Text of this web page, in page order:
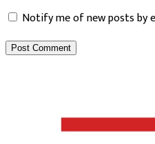
Notify me of new posts by